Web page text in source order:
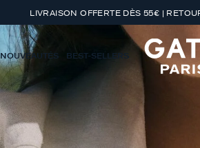
LIVRAISON OFFERTE DÈS 55€ |
NOUVEAUTÉS BEST-SELLERS